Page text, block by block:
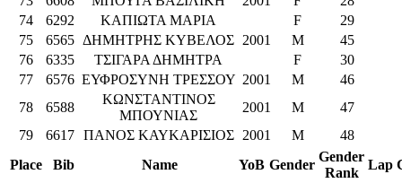
74
6292 ΚΑΠΙΩΤΑ ΜΑΡΙΑ F
29
75
6565 ΔΗΜΗΤΡΗΣ ΚΥΒΕΛΟΣ 2001 M
45
76
6335 ΤΣΙΓΑΡΑ ΔΗΜΗΤΡΑ F
30
77
6576 ΕΥΦΡΟΣΥΝΗ ΤΡΕΣΣΟΥ 2001 M
46
78
6588
ΚΩΝΣΤΑΝΤΙΝΟΣ
ΜΠΟΥΝΙΑΣ
2001 M
47
79
6617 ΠΑΝΟΣ ΚΑΥΚΑΡΙΣΙΟΣ 2001 M
48
Place
Bib Name YoB Gender
Gender
Rank
Lap